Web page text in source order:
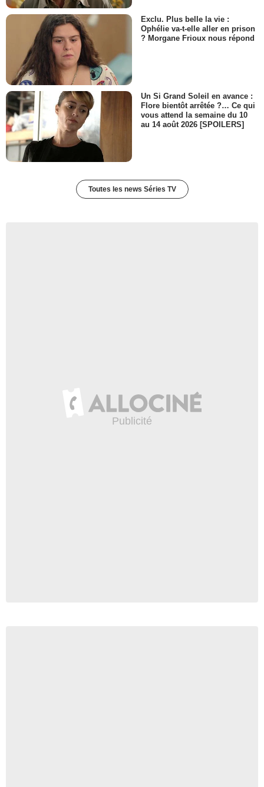
Exclu. Plus belle la vie :
Ophélie va-t-elle aller en prison
? Morgane Frioux nous répond
Un Si Grand Soleil en avance :
Flore bientôt arrêtée ?… Ce qui
vous attend la semaine du 10
au 14 août 2026 [SPOILERS]
Toutes les news Séries TV